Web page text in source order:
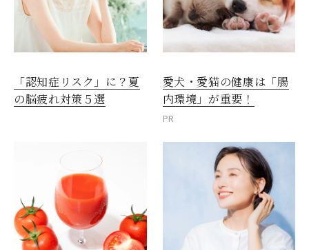
「認知症リスク」に？夏
の脳疲れ対策５選
愛犬・愛猫の健康は「腸
内環境」が重要！
PR
閉じる